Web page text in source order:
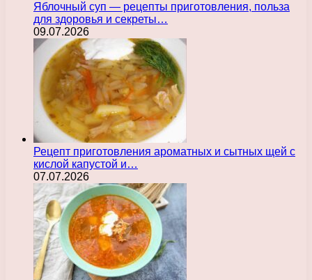
Яблочный суп — рецепты приготовления, польза
для здоровья и секреты…
09.07.2026
Рецепт приготовления ароматных и сытных щей с
кислой капустой и…
07.07.2026